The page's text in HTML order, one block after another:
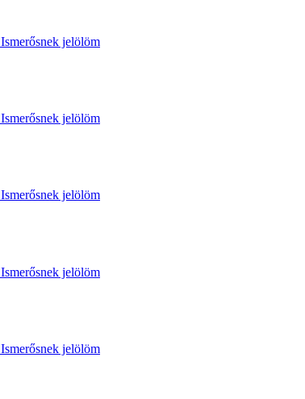
Ismerősnek jelölöm
Ismerősnek jelölöm
Ismerősnek jelölöm
Ismerősnek jelölöm
Ismerősnek jelölöm